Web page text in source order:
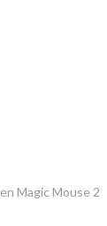
Magic Mouse 2